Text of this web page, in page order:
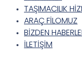
TAŞIMACILIK
ARAÇ FİLOMUZ
BİZDEN
İLETİŞİM